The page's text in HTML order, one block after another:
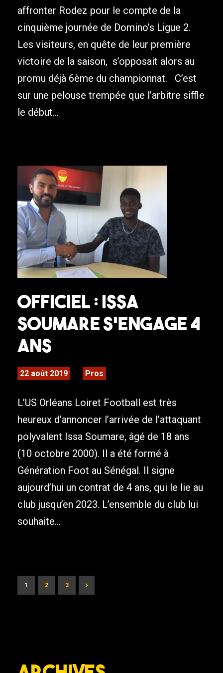
affronter Rodez pour le compte de la
cinquième journée de Domino’s Ligue 2.
Les visiteurs, en quête de leur première
victoire de la saison, s’opposait alors au
promu déjà 6ème du championnat. C’est
sur une pelouse trempée que l’arbitre siffle
le début...
Officiel : Issa
Soumare s’engage 4
ans
22 août 2019 Pros
L’US Orléans Loiret Football est très
heureux d’annoncer l’arrivée de l’attaquant
polyvalent Issa Soumare, âgé de 18 ans
(10 octobre 2000). Il a été formé à
Génération Foot au Sénégal. Il signe
aujourd’hui un contrat de 4 ans, qui le lie au
club jusqu’en 2023. L’ensemble du club lui
souhaite...
1 2 3